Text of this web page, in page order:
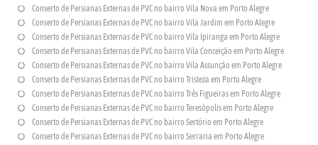
Conserto de Persianas Externas de PVC no bairro Vila Nova em Porto Alegre
Conserto de Persianas Externas de PVC no bairro Vila Jardim em Porto Alegre
Conserto de Persianas Externas de PVC no bairro Vila Ipiranga em Porto Alegre
Conserto de Persianas Externas de PVC no bairro Vila Conceição em Porto Alegre
Conserto de Persianas Externas de PVC no bairro Vila Assunção em Porto Alegre
Conserto de Persianas Externas de PVC no bairro Tristeza em Porto Alegre
Conserto de Persianas Externas de PVC no bairro Três Figueiras em Porto Alegre
Conserto de Persianas Externas de PVC no bairro Teresópolis em Porto Alegre
Conserto de Persianas Externas de PVC no bairro Sertório em Porto Alegre
Conserto de Persianas Externas de PVC no bairro Serraria em Porto Alegre